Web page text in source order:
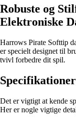
Robuste og
Elektroniske
Harrows Pirate Softtip
er specielt designet til
tvivl forbedre dit spil.
Det er vigtigt at kende
Her er nogle vigtige